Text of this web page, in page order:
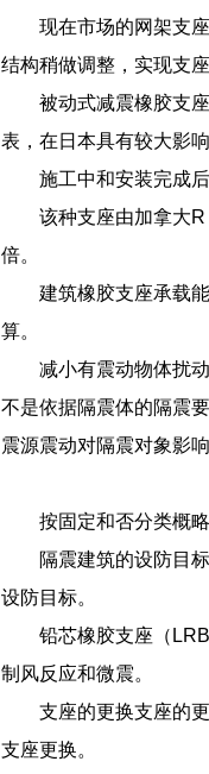
现在市场的网架支
结构稍做调整，实现支
被动式减震橡胶支
表，在日本具有较大影响
施工中和安装完成
该种支座由加拿大
倍。
建筑橡胶支座承载
算。
减小有震动物体扰
不是依据隔震体的隔震
震源震动对隔震对象影
按固定和否分类概
隔震建筑的设防目
设防目标。
铅芯橡胶支座（
制风反应和微震。
支座的更换支座的
支座更换。